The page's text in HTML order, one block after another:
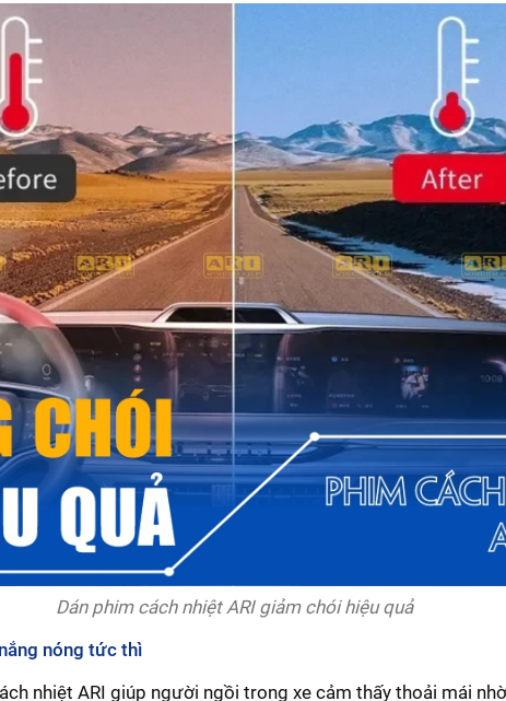
Dán phim cách nhiệt ARI giảm chói hiệu quả
nóng tức thì
nhiệt ARI giúp người ngồi trong xe cảm thấy thoải mái